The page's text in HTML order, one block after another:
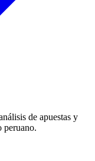
de apuestas y
peruano.